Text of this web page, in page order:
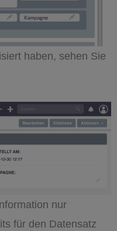
haben, sehen Sie
nur
für den Datensatz